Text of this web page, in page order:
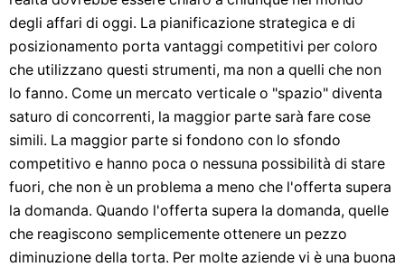
degli affari di oggi. La pianificazione strategica e di
posizionamento porta vantaggi competitivi per coloro
che utilizzano questi strumenti, ma non a quelli che non
lo fanno. Come un mercato verticale o "spazio" diventa
saturo di concorrenti, la maggior parte sarà fare cose
simili. La maggior parte si fondono con lo sfondo
competitivo e hanno poca o nessuna possibilità di stare
fuori, che non è un problema a meno che l'offerta supera
la domanda. Quando l'offerta supera la domanda, quelle
che reagiscono semplicemente ottenere un pezzo
diminuzione della torta. Per molte aziende vi è una buona